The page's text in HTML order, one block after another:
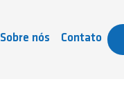
Sobre nós Contato